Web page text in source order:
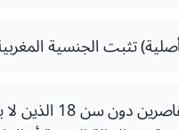
تثبت الجنسية
بالنسبة